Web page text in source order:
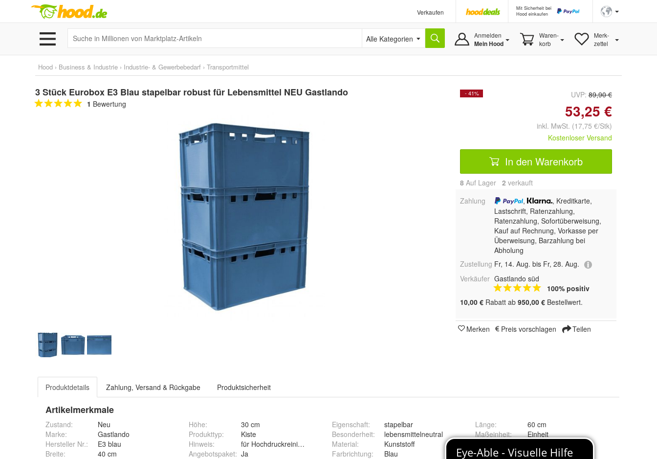
Verkaufen
Mit Sicherheit bei
Hood einkaufen
Alle Kategorien Anmelden
Mein Hood
Waren-
korb
Merk-
zettel
Hood › Business & Industrie › Industrie- & Gewerbebedarf › Transportmittel
3 Stück Eurobox E3 Blau stapelbar robust für Lebensmittel NEU Gastlando
1 Bewertung
- 41% UVP: 89,90 €
53,25 €
inkl. MwSt. (17,75 €/Stk)
Kostenloser Versand
In den Warenkorb
8 Auf Lager 2 verkauft
Zahlung
,
, Kreditkarte,
Lastschrift, Ratenzahlung,
Ratenzahlung, Sofortüberweisung,
Kauf auf Rechnung, Vorkasse per
Überweisung, Barzahlung bei
Abholung
Zustellung Fr, 14. Aug. bis Fr, 28. Aug.
Verkäufer Gastlando süd
100% positiv
10,00 € Rabatt ab 950,00 € Bestellwert.
Merken Preis vorschlagen Teilen
Produktdetails Zahlung, Versand & Rückgabe Produktsicherheit
Artikelmerkmale
Zustand:
Neu
Marke:
Gastlando
Hersteller Nr.:
E3 blau
Breite: 40 cm
Höhe:
30 cm
Produkttyp:
Kiste
Hinweis:
für Hochdruckreinigung geeignet
Angebotspaket: Ja
Eigenschaft:
stapelbar
Besonderheit:
lebensmittelneutral
Material:
Kunststoff
Farbrichtung: Blau
Länge:
60 cm
Maßeinheit: Einheit